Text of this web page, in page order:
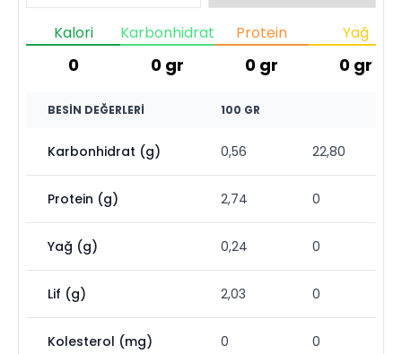
Kalori
0
Karbonhidrat
0 gr
Protein
0 gr
Yağ
0 gr
BESIN DEĞERLERI 100 GR
Karbonhidrat (g) 0,56 22,80
Protein (g) 2,74 0
Yağ (g) 0,24 0
Lif (g) 2,03 0
Kolesterol (mg) 0 0